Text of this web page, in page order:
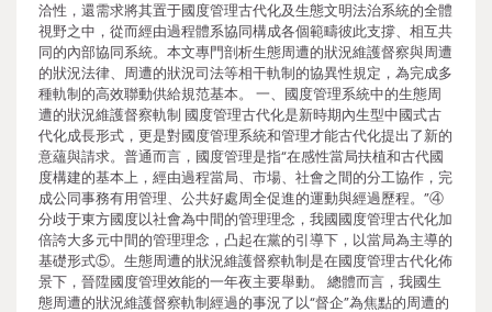
洽性，還需求將其置于國度管理古代化及生態文明法治系統的全體
視野之中，從而經由過程體系協同構成各個範疇彼此支撐、相互共
同的內部協同系統。本文專門剖析生態周遭的狀況維護督察與周遭
的狀況法律、周遭的狀況司法等相干軌制的協異性規定，為完成多
種軌制的高效聯動供給規范基本。 一、國度管理系統中的生態周
遭的狀況維護督察軌制 國度管理古代化是新時期內生型中國式古
代化成長形式，更是對國度管理系統和管理才能古代化提出了新的
意蘊與請求。普通而言，國度管理是指“在感性當局扶植和古代國
度構建的基本上，經由過程當局、市場、社會之間的分工協作，完
成公同事務有用管理、公共好處周全促進的運動與經過歷程。”④
分歧于東方國度以社會為中間的管理理念，我國國度管理古代化加
倍誇大多元中間的管理理念，凸起在黨的引導下，以當局為主導的
基礎形式⑤。生態周遭的狀況維護督察軌制是在國度管理古代化佈
景下，晉陞國度管理效能的一年夜主要舉動。 總體而言，我國生
態周遭的狀況維護督察軌制經過的事況了以“督企”為焦點的周遭的